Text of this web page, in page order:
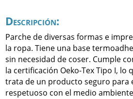
Descripción:
Parche de diversas formas e
la ropa. Tiene una base
sin necesidad de coser. Cumple
la certificación Oeko-Tex Tipo I, lo
trata de un producto seguro para
respetuoso con el medio